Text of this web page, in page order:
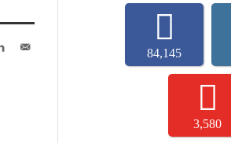
84,145
3,580